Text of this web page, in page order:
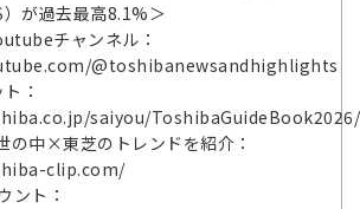
が過去最高8.1%＞
チャンネル：
@toshibanewsandhighlights
：
saiyou/
中×東芝のトレンドを紹介：
clip.com/
ント：